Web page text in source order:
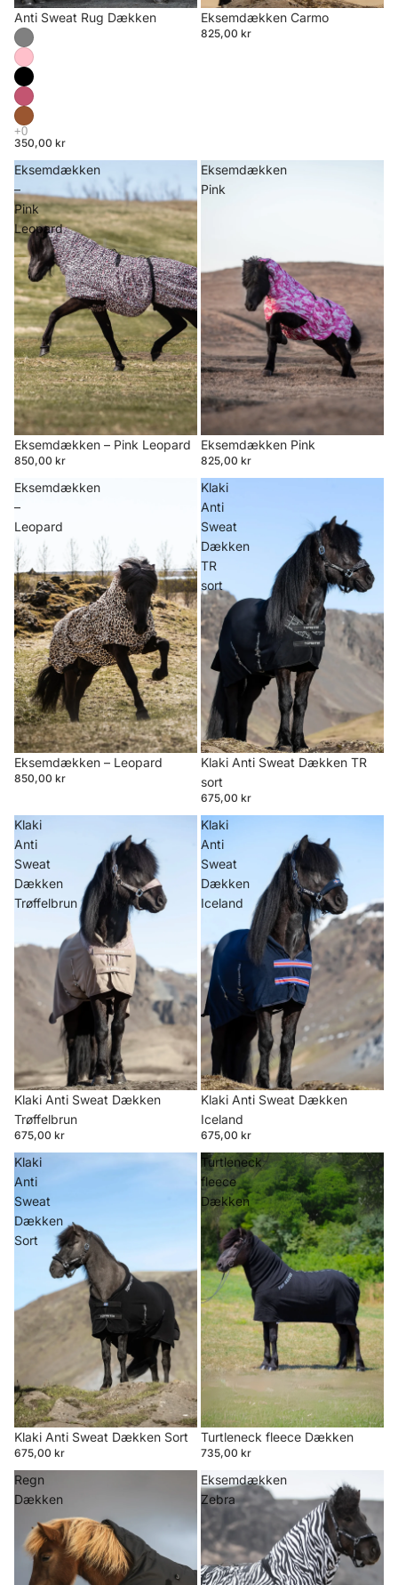
Anti Sweat Rug Dækken
350,00 kr
Eksemdækken Carmo
825,00 kr
Eksemdækken
–
Pink
Leopard
Eksemdækken – Pink Leopard
850,00 kr
Eksemdækken
Pink
Eksemdækken Pink
825,00 kr
Eksemdækken
–
Leopard
Eksemdækken – Leopard
850,00 kr
Klaki
Anti
Sweat
Dækken
TR
sort
Klaki Anti Sweat Dækken TR
sort
675,00 kr
Klaki
Anti
Sweat
Dækken
Trøffelbrun
Klaki Anti Sweat Dækken
Trøffelbrun
675,00 kr
Klaki
Anti
Sweat
Dækken
Iceland
Klaki Anti Sweat Dækken
Iceland
675,00 kr
Klaki
Anti
Sweat
Dækken
Sort
Klaki Anti Sweat Dækken Sort
675,00 kr
Turtleneck
fleece
Dækken
Turtleneck fleece Dækken
735,00 kr
Regn
Dækken
Eksemdækken
Zebra